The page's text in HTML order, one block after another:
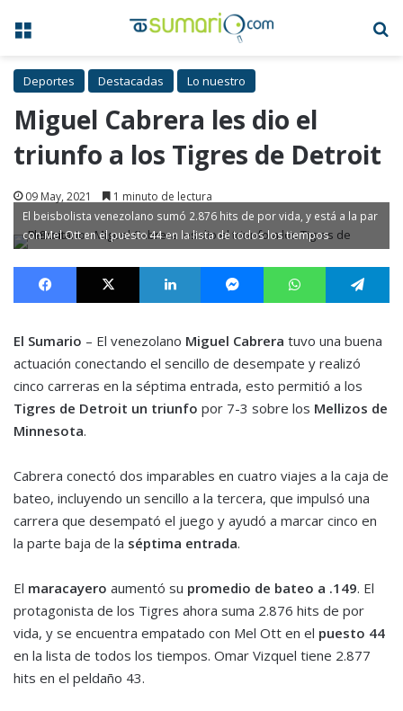
Menú
Deportes Destacadas Lo nuestro
Miguel Cabrera les dio el
triunfo a los Tigres de Detroit
09 May, 2021 1 minuto de lectura
El beisbolista venezolano sumó 2.876 hits de por vida, y está a la par
con Mel Ott en el puesto 44 en la lista de todos los tiempos
Facebook X LinkedIn MessengerWhatsApp
El Sumario – El venezolano Miguel Cabrera tuvo una buena
actuación conectando el sencillo de desempate y realizó
cinco carreras en la séptima entrada, esto permitió a los
Tigres de Detroit un triunfo por 7-3 sobre los Mellizos de
Minnesota.
Cabrera conectó dos imparables en cuatro viajes a la caja de
bateo, incluyendo un sencillo a la tercera, que impulsó una
carrera que desempató el juego y ayudó a marcar cinco en
la parte baja de la séptima entrada.
El maracayero aumentó su promedio de bateo a .149. El
protagonista de los Tigres ahora suma 2.876 hits de por
vida, y se encuentra empatado con Mel Ott en el puesto 44
en la lista de todos los tiempos. Omar Vizquel tiene 2.877
hits en el peldaño 43.